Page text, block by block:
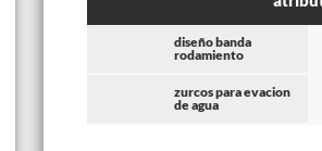
diseño banda
rodamiento
zurcos para evacion
de agua